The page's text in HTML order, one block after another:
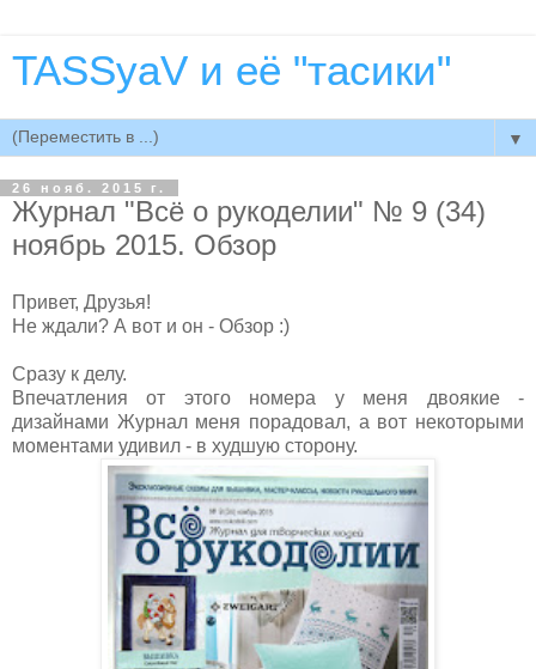
TASSyaV и её "тасики"
▼
26 нояб. 2015 г.
Журнал "Всё о рукоделии" № 9 (34)
ноябрь 2015. Обзор
Привет, Друзья!
Не ждали? А вот и он - Обзор :)
Сразу к делу.
Впечатления от этого номера у меня двоякие -
дизайнами Журнал меня порадовал, а вот некоторыми
моментами удивил - в худшую сторону.